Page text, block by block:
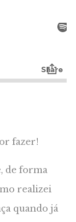
fazer!
de forma
realizei
quando já